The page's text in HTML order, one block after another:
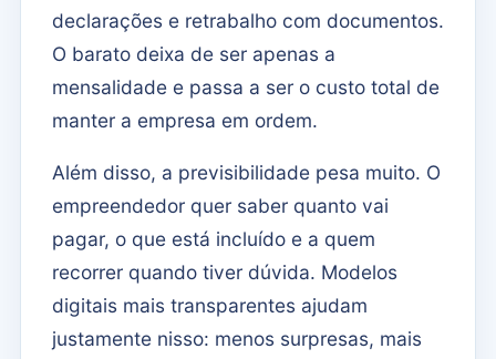
declarações e retrabalho com documentos.
O barato deixa de ser apenas a
mensalidade e passa a ser o custo total de
manter a empresa em ordem.
Além disso, a previsibilidade pesa muito. O
empreendedor quer saber quanto vai
pagar, o que está incluído e a quem
recorrer quando tiver dúvida. Modelos
digitais mais transparentes ajudam
justamente nisso: menos surpresas, mais